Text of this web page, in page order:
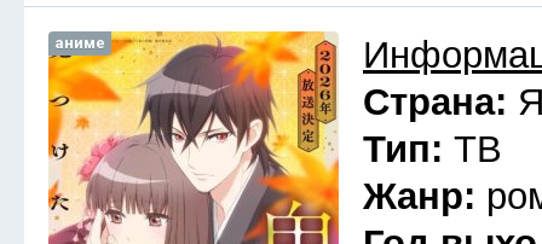
аниме
Страна:
Тип: ТВ
Жанр: